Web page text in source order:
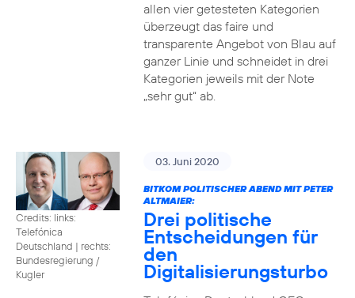
allen vier getesteten Kategorien
überzeugt das faire und
transparente Angebot von Blau auf
ganzer Linie und schneidet in drei
Kategorien jeweils mit der Note
„sehr gut“ ab.
Credits: links:
Telefónica
Deutschland | rechts:
Bundesregierung /
Kugler
03. Juni 2020
BITKOM POLITISCHER ABEND MIT PETER
ALTMAIER:
Drei politische
Entscheidungen für
den
Digitalisierungsturbo